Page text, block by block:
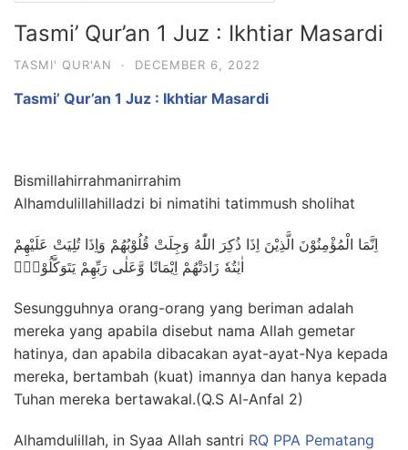
Tasmi’ Qur’an 1 Juz : Ikhtiar Masardi
TASMI' QUR'AN · DECEMBER 6, 2022
Tasmi’ Qur’an 1 Juz : Ikhtiar Masardi
Bismillahirrahmanirrahim
Alhamdulillahilladzi bi nimatihi tatimmush sholihat
اِنَّمَا الْمُؤْمِنُوْنَ الَّذِيْنَ اِذَا ذُكِرَ اللّٰهُ وَجِلَتْ قُلُوْبُهُمْ وَاِذَا تُلِيَتْ عَلَيْهِمْ
اٰيٰتُهٗ زَادَتْهُمْ اِيْمَانًا وَّعَلٰى رَبِّهِمْ يَتَوَكَّلُوْنَۙ
Sesungguhnya orang-orang yang beriman adalah
mereka yang apabila disebut nama Allah gemetar
hatinya, dan apabila dibacakan ayat-ayat-Nya kepada
mereka, bertambah (kuat) imannya dan hanya kepada
Tuhan mereka bertawakal.(Q.S Al-Anfal 2)
Alhamdulillah, in Syaa Allah santri RQ PPA Pematang